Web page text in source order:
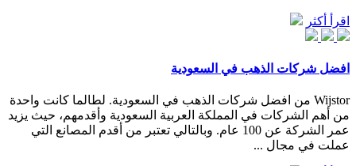
اقرأ أكثر
افضل شركات الذهب في السعودية
Wijstor من افضل شركات الذهب في السعودية. لطالما كانت واحدة
من أهم الشركات في المملكة العربية السعودية وأقدمهم، حيث يزيد
عمر الشركة عن 100 عام. وبالتالي تعتبر من أقدم المصانع التي
عملت في مجال ...